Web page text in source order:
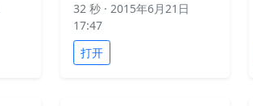
32 秒 · 2015年6月21日
17:47
打开